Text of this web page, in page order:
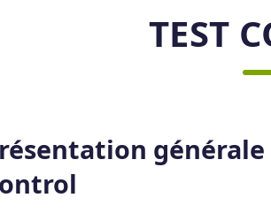
TEST
générale